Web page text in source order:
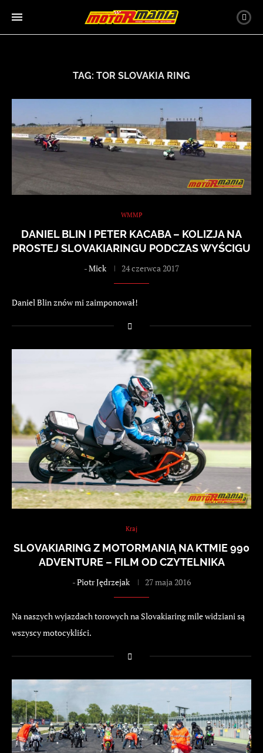
TAG: TOR SLOVAKIA RING
WMMP
DANIEL BLIN I PETER KACABA – KOLIZJA NA
PROSTEJ SLOVAKIARINGU PODCZAS WYŚCIGU
-Mick 24 czerwca 2017
Daniel Blin znów mi zaimponował!
Kraj
SLOVAKIARING Z MOTORMANIĄ NA KTMIE 990
ADVENTURE – FILM OD CZYTELNIKA
-Piotr Jędrzejak 27 maja 2016
Na naszych wyjazdach torowych na Slovakiaring mile widziani są
wszyscy motocykliści.